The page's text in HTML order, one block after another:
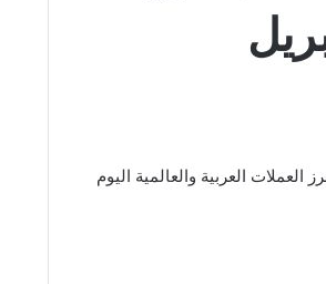
العربية والعالمية اليوم